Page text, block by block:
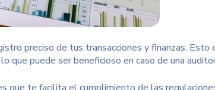
preciso de tus transacciones y finanzas. Esto
que puede ser beneficioso en caso de una